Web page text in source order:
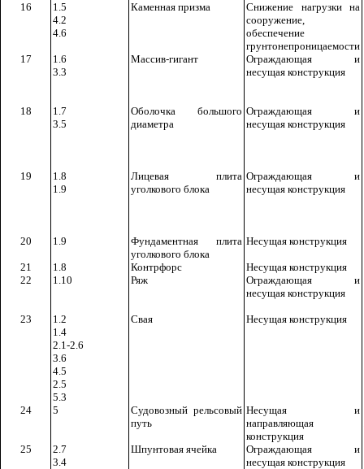
16
1.5
4.2
4.6
Каменная призма
Снижение нагрузки на
сооружение,
обеспечение
грунтонепроницаемости
17
1.6
3.3
Массив-гигант
Ограждающая и
несущая конструкция
18
1.7
3.5
Оболочка большого
диаметра
Ограждающая и
несущая конструкция
19
1.8
1.9
Лицевая плита
уголкового блока
Ограждающая и
несущая конструкция
20 1.9
Фундаментная плита
уголкового блока
Несущая конструкция
21 1.8 Контрфорс Несущая конструкция
22
1.10 Ряж
Ограждающая и
несущая конструкция
23
1.2
1.4
2.1-2.6
3.6
4.5
2.5
5.3
Свая Несущая конструкция
24 5
Судовозный рельсовый
путь
Несущая и
направляющая
конструкция
25
2.7
3.4
Шпунтовая ячейка
Ограждающая и
несущая конструкция